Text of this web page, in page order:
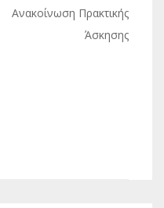
Ανακοίνωση Πρακτικής
Άσκησης